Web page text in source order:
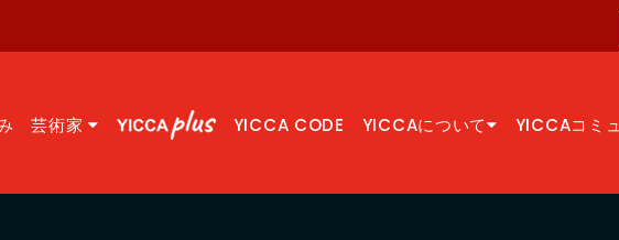
芸術家 YICCA CODE YICCAについて YICCAコミ